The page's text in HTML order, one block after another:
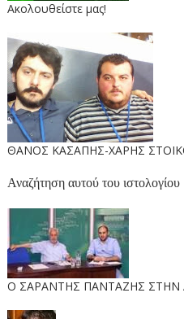
Ακολουθείστε μας!
ΘΑΝΟΣ ΚΑΣΑΠΗΣ-ΧΑΡΗΣ
Αναζήτηση αυτού του ιστολογίου
O ΣΑΡΑΝΤΗΣ ΠΑΝΤΑΖΗΣ